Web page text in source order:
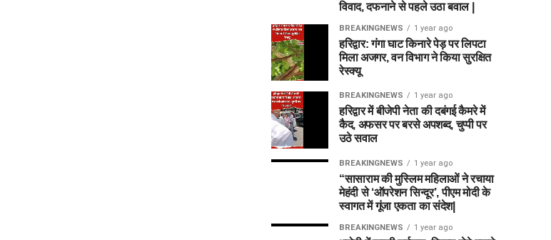
विवाद, दफनाने से पहले उठा बवाल |
BREAKINGNEWS 1 year ago
हरिद्वार: गंगा घाट किनारे पेड़ पर लिपटा
मिला अजगर, वन विभाग ने किया सुरक्षित
रेस्क्यू
BREAKINGNEWS 1 year ago
हरिद्वार में बीजेपी नेता की दबंगई कैमरे में
कैद, अफसर पर बरसे अपशब्द, चुप्पी पर
उठे सवाल
BREAKINGNEWS 1 year ago
“सासाराम की मुस्लिम महिलाओं ने रचाया
मेहंदी से ‘ऑपरेशन सिन्दूर’, पीएम मोदी के
स्वागत में गूंजा एकता का संदेश|
BREAKINGNEWS 1 year ago